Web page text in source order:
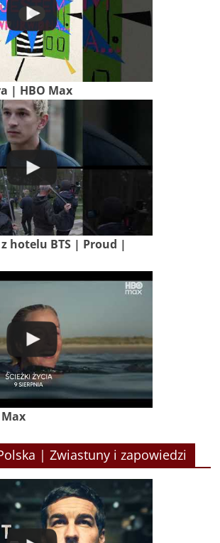
| HBO Max
hotelu BTS | Proud |
| Zwiastuny i zapowiedzi